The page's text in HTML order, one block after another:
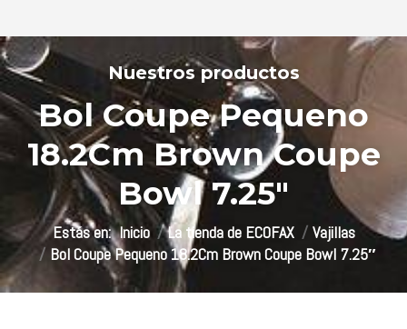
Bol Coupe Pequeno
18.2Cm Brown Coupe
Bowl 7.25″
Estás aquí: Inicio La tienda de ECOFAX
Vajillas
Bol Coupe Pequeno 18.2Cm Brown Coupe Bowl 7.25″